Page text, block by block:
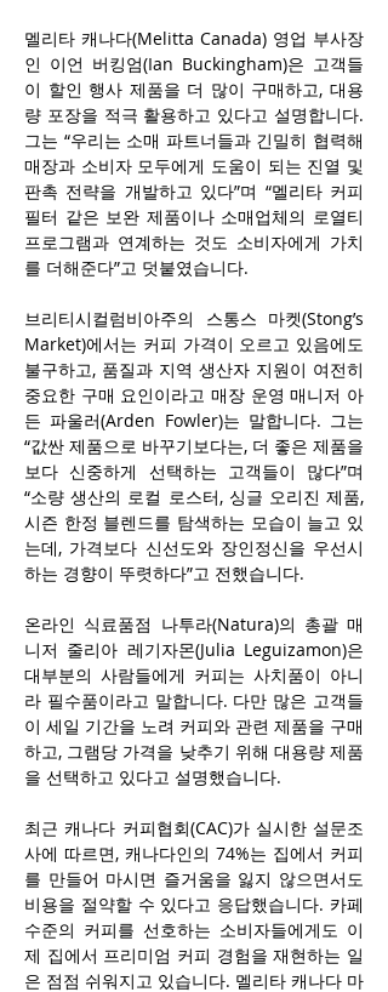
멜리타 캐나다(Melitta Canada) 영업 부사장
인 이언 버킹엄(Ian Buckingham)은 고객들
이 할인 행사 제품을 더 많이 구매하고, 대용
량 포장을 적극 활용하고 있다고 설명합니다.
그는 “우리는 소매 파트너들과 긴밀히 협력해
매장과 소비자 모두에게 도움이 되는 진열 및
판촉 전략을 개발하고 있다”며 “멜리타 커피
필터 같은 보완 제품이나 소매업체의 로열티
프로그램과 연계하는 것도 소비자에게 가치
를 더해준다”고 덧붙였습니다.
브리티시컬럼비아주의 스통스 마켓(Stong’s
Market)에서는 커피 가격이 오르고 있음에도
불구하고, 품질과 지역 생산자 지원이 여전히
중요한 구매 요인이라고 매장 운영 매니저 아
든 파울러(Arden Fowler)는 말합니다. 그는
“값싼 제품으로 바꾸기보다는, 더 좋은 제품을
보다 신중하게 선택하는 고객들이 많다”며
“소량 생산의 로컬 로스터, 싱글 오리진 제품,
시즌 한정 블렌드를 탐색하는 모습이 늘고 있
는데, 가격보다 신선도와 장인정신을 우선시
하는 경향이 뚜렷하다”고 전했습니다.
온라인 식료품점 나투라(Natura)의 총괄 매
니저 줄리아 레기자몬(Julia Leguizamon)은
대부분의 사람들에게 커피는 사치품이 아니
라 필수품이라고 말합니다. 다만 많은 고객들
이 세일 기간을 노려 커피와 관련 제품을 구매
하고, 그램당 가격을 낮추기 위해 대용량 제품
을 선택하고 있다고 설명했습니다.
최근 캐나다 커피협회(CAC)가 실시한 설문조
사에 따르면, 캐나다인의 74%는 집에서 커피
를 만들어 마시면 즐거움을 잃지 않으면서도
비용을 절약할 수 있다고 응답했습니다. 카페
수준의 커피를 선호하는 소비자들에게도 이
제 집에서 프리미엄 커피 경험을 재현하는 일
은 점점 쉬워지고 있습니다. 멜리타 캐나다 마